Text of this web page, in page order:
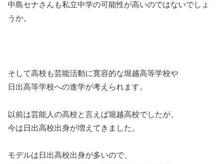
中島セナさんも私立中学の可能性が高いのではないでしょ
うか。
そして高校も芸能活動に寛容的な堀越高等学校や
日出高等学校への進学が考えられます。
以前は芸能人の高校と言えば堀越高校でしたが、
今は日出高校出身が増えてきました。
モデルは日出高校出身が多いので、